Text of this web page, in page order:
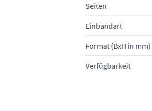
Seiten
Einbandart
Format (BxH in mm)
Verfügbarkeit